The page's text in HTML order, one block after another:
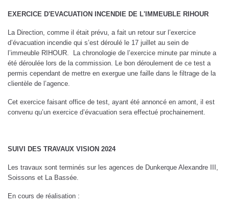
EXERCICE D'EVACUATION INCENDIE DE L'IMMEUBLE RIHOUR
La Direction, comme il était prévu, a fait un retour sur l’exercice
d’évacuation incendie qui s’est déroulé le 17 juillet au sein de
l’immeuble RIHOUR. La chronologie de l’exercice minute par minute a
été déroulée lors de la commission. Le bon déroulement de ce test a
permis cependant de mettre en exergue une faille dans le filtrage de la
clientèle de l’agence.
Cet exercice faisant office de test, ayant été annoncé en amont, il est
convenu qu’un exercice d’évacuation sera effectué prochainement.
SUIVI DES TRAVAUX VISION 2024
Les travaux sont terminés sur les agences de Dunkerque Alexandre III,
Soissons et La Bassée.
En cours de réalisation :